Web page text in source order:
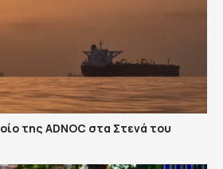
της ADNOC στα Στενά του